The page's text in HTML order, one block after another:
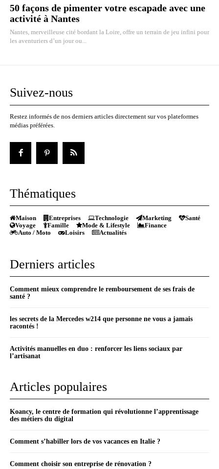
50 façons de pimenter votre escapade avec une
activité à Nantes
Nantes, merveilleuse cité bordant la Loire, offre un terrain de jeu infini pour
les aventuriers d’un jour ou...
Suivez-nous
Restez informés de nos derniers articles directement sur vos plateformes
médias préférées.
Thématiques
Maison Entreprises Technologie Marketing
Santé
Voyage
Famille Mode & Lifestyle
Finance
Auto / Moto
Loisirs Actualités
Derniers articles
Comment mieux comprendre le remboursement de ses frais de
santé ?
les secrets de la Mercedes w214 que personne ne vous a jamais
racontés !
Activités manuelles en duo : renforcer les liens sociaux par
l’artisanat
Articles populaires
Koancy, le centre de formation qui révolutionne l’apprentissage
des métiers du digital
Comment s’habiller lors de vos vacances en Italie ?
Comment choisir son entreprise de rénovation ?